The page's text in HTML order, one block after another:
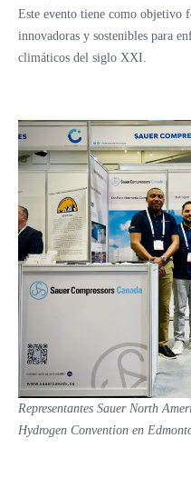
Este evento tiene como objetivo
innovadoras y sostenibles para
climáticos del siglo XXI.
Representantes Sauer North
Hydrogen Convention en